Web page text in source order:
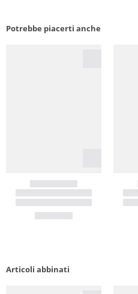
Potrebbe piacerti anche
Articoli abbinati